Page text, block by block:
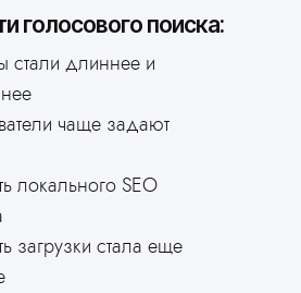
голосового поиска:
стали длиннее и
чаще задают
локального SEO
загрузки стала еще